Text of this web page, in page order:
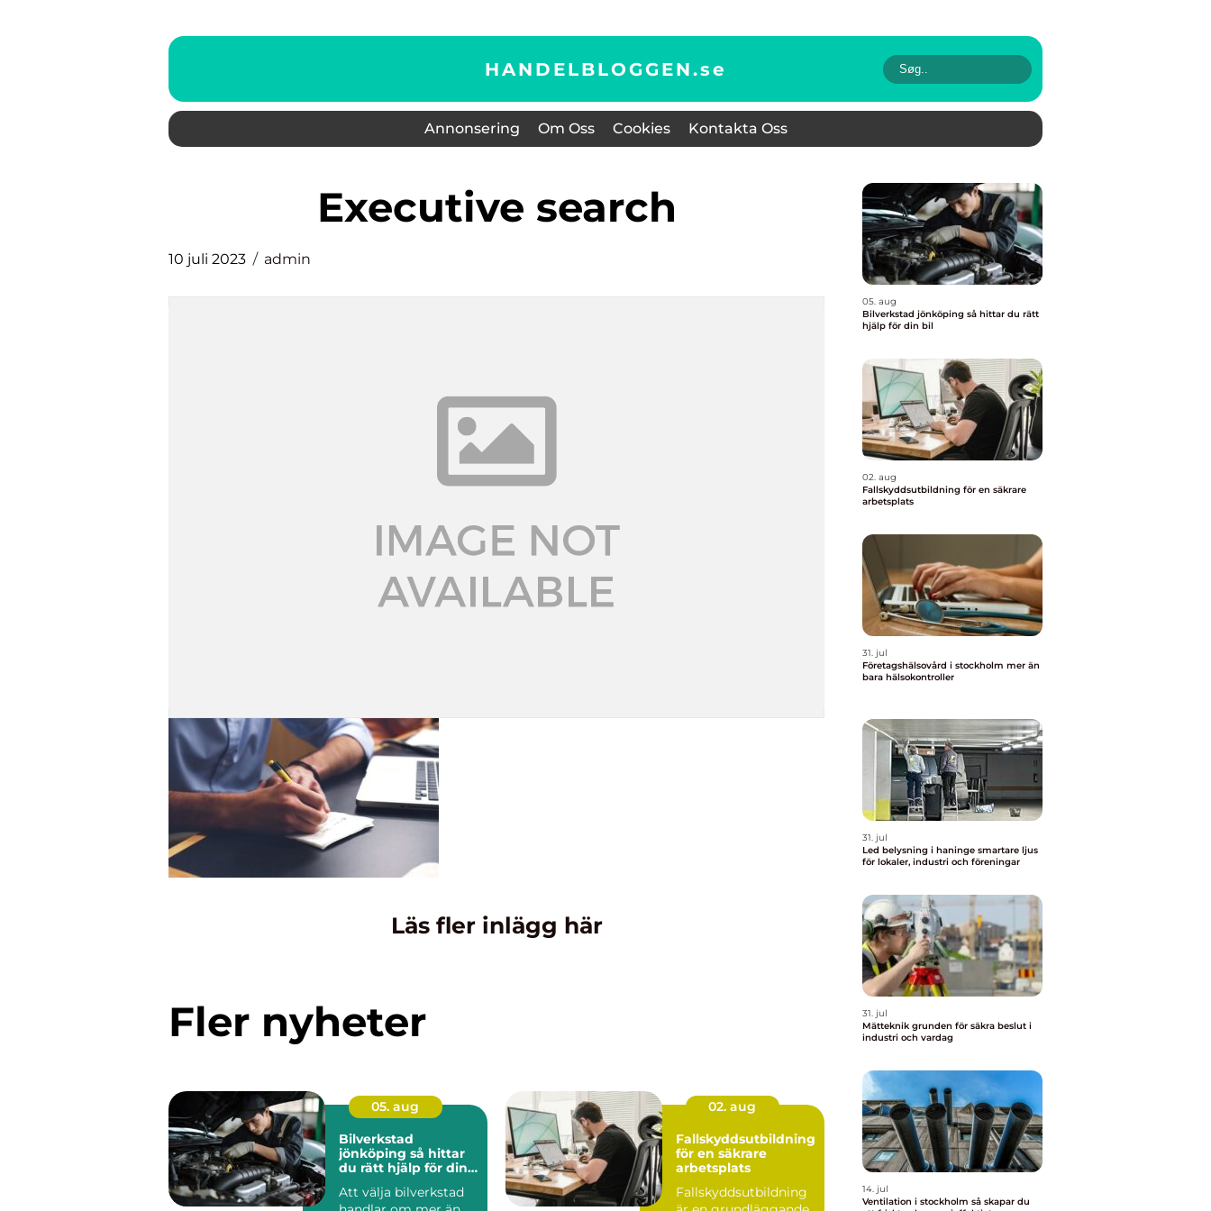
HANDELBLOGGEN.se
Annonsering Om Oss Cookies Kontakta Oss
executive search
10 juli 2023 admin
Läs fler inlägg här
Fler nyheter
05. aug
Bilverkstad
jönköping så hittar
du rätt hjälp för din
Att välja bilverkstad
02. aug
Fallskyddsutbildning
för en säkrare
arbetsplats
Fallskyddsutbildning
05. aug
Bilverkstad jönköping så hittar du rätt
hjälp för din bil
02. aug
Fallskyddsutbildning för en säkrare
arbetsplats
31. jul
Företagshälsovård i stockholm mer än
bara hälsokontroller
31. jul
Led belysning i haninge smartare ljus
för lokaler, industri och föreningar
31. jul
Mätteknik grunden för säkra beslut i
industri och vardag
14. jul
Ventilation i stockholm så skapar du